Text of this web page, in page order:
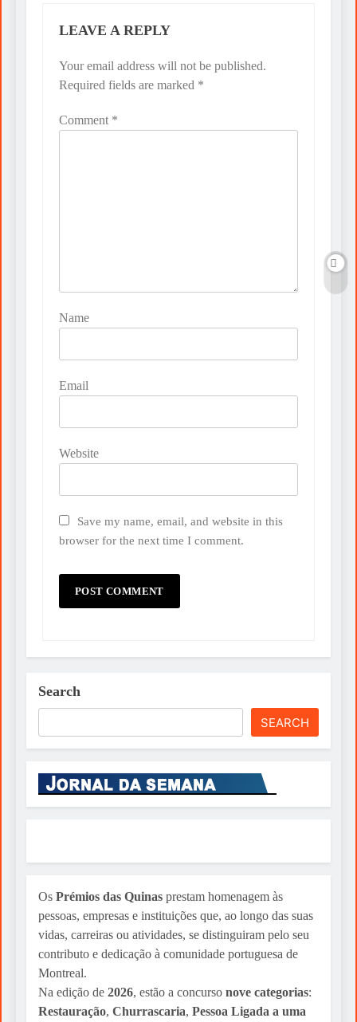
LEAVE A REPLY
Your email address will not be published.
Required fields are marked *
Comment *
Name
Email
Website
Save my name, email, and website in this
browser for the next time I comment.
Search
SEARCH
Os Prémios das Quinas prestam homenagem às
pessoas, empresas e instituições que, ao longo das suas
vidas, carreiras ou atividades, se distinguiram pelo seu
contributo e dedicação à comunidade portuguesa de
Montreal.
Na edição de 2026, estão a concurso nove categorias:
Restauração, Churrascaria, Pessoa Ligada a uma